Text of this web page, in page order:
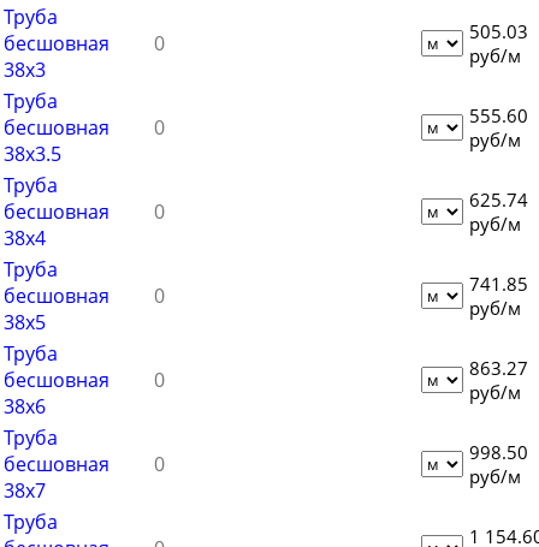
Труба бесшовная 83
Труба бесшовная 102
Труба бесшовная 114
Труба бесшовная 127
Труба бесшовная 140
Труба
бесшовная
38х3
505.03
руб/м
Труба
бесшовная
38х3.5
555.60
руб/м
Труба
бесшовная
38х4
625.74
руб/м
Труба
бесшовная
38х5
741.85
руб/м
Труба
бесшовная
38х6
863.27
руб/м
Труба
бесшовная
38х7
998.50
руб/м
Труба
1